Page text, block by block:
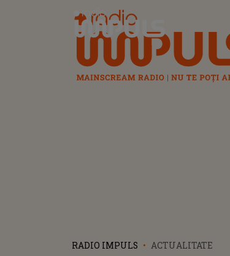
Radio Impuls
RADIO IMPULS ACTUALITATE